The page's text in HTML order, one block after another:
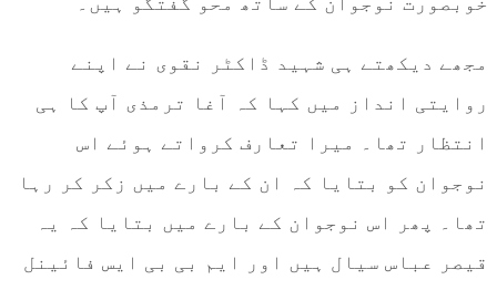
مجھے دیکھتے ہی شہید ڈاکٹر نقوی نے اپنے
روایتی انداز میں کہا کہ آغا ترمذی آپ کا ہی
انتظار تھا۔ میرا تعارف کرواتے ہوئے اس
نوجوان کو بتایا کہ ان کے بارے میں زکر کر رہا
تھا۔ پھر اس نوجوان کے بارے میں بتایا کہ یہ
قیصر عباس سیال ہیں اور ایم بی بی ایس فائینل